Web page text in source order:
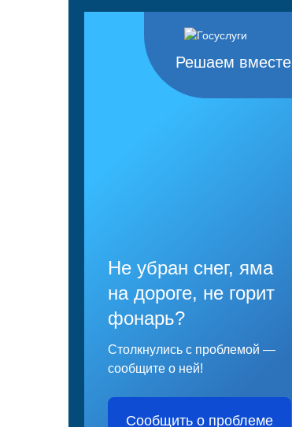
Решаем вместе
Не убран снег, яма
на дороге, не горит
фонарь?
Столкнулись с проблемой —
сообщите о ней!
Сообщить о проблеме